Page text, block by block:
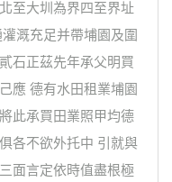
至大圳為界四至界址
溉充足并帶埔園及圍
石正茲先年承父明買
應 德有水田租業埔園
此承買田業照甲均德
各不欲外托中 引就與
面言定依時值盡根極